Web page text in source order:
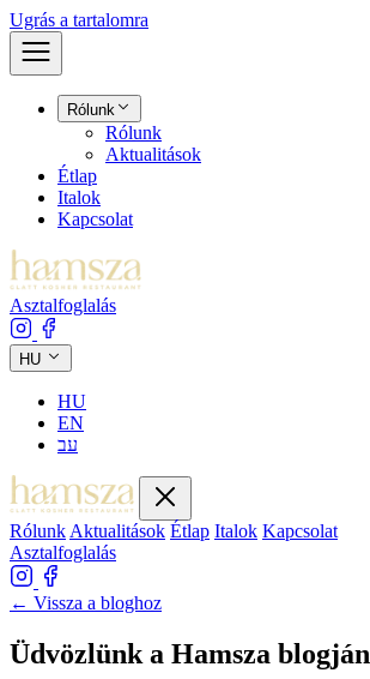
Ugrás a tartalomra
Rólunk
Rólunk
Aktualitások
Étlap
Italok
Kapcsolat
Asztalfoglalás
HU
HU
EN
עב
Rólunk Aktualitások Étlap Italok Kapcsolat
Asztalfoglalás
← Vissza a bloghoz
Üdvözlünk a Hamsza blogján